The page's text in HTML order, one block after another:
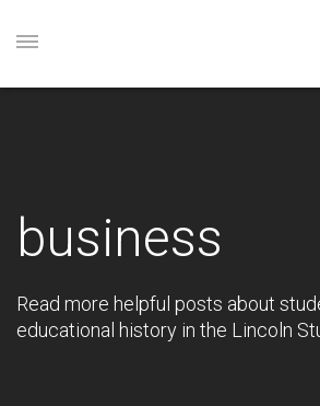
business
Read more helpful posts about
educational history in the Lincoln